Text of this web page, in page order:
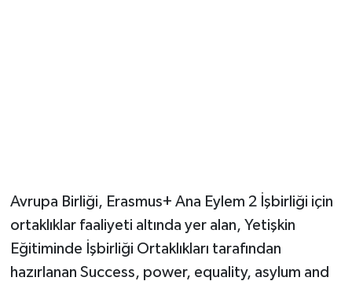
Avrupa Birliği, Erasmus+ Ana Eylem 2 İşbirliği için
ortaklıklar faaliyeti altında yer alan, Yetişkin
Eğitiminde İşbirliği Ortaklıkları tarafından
hazırlanan Success, power, equality, asylum and